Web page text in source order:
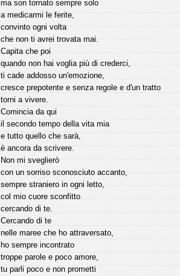
ma son tornato sempre solo
a medicarmi le ferite,
convinto ogni volta
che non ti avrei trovata mai.
Capita che poi
quando non hai voglia più di crederci,
ti cade addosso un'emozione,
cresce prepotente e senza regole e d'un tratto
torni a vivere.
Comincia da qui
il secondo tempo della vita mia
e tutto quello che sarà,
è ancora da scrivere.
Non mi sveglierò
con un sorriso sconosciuto accanto,
sempre straniero in ogni letto,
col mio cuore sconfitto
cercando di te.
Cercando di te
nelle maree che ho attraversato,
ho sempre incontrato
troppe parole e poco amore,
tu parli poco e non prometti